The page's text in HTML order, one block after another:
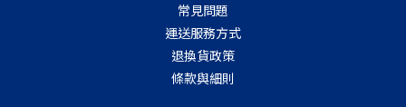
常見問題
運送服務方式
退換貨政策
條款與細則